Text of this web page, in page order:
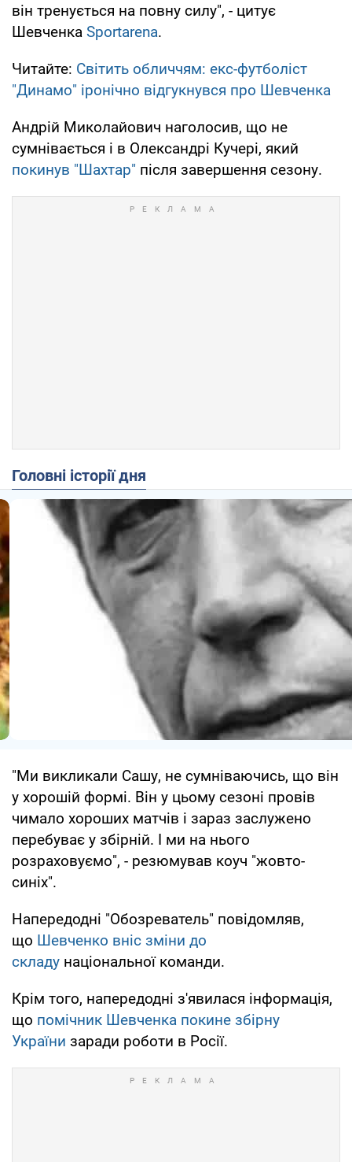
він тренується на повну силу", - цитує
Шевченка Sportarena.
Читайте: Світить обличчям: екс-футболіст
"Динамо" іронічно відгукнувся про Шевченка
Андрій Миколайович наголосив, що не
сумнівається і в Олександрі Кучері, який
покинув "Шахтар" після завершення сезону.
Головні історії дня
"Ми викликали Сашу, не сумніваючись, що він
у хорошій формі. Він у цьому сезоні провів
чимало хороших матчів і зараз заслужено
перебуває у збірній. І ми на нього
розраховуємо", - резюмував коуч "жовто-
синіх".
Напередодні "Обозреватель" повідомляв,
що Шевченко вніс зміни до
складу національної команди.
Крім того, напередодні з'явилася інформація,
що помічник Шевченка покине збірну
України заради роботи в Росії.